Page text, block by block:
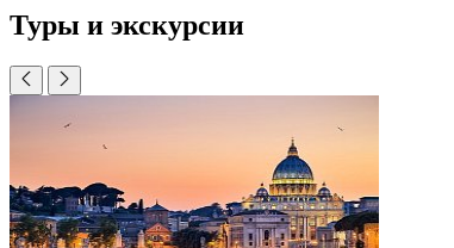
Туры и экскурсии